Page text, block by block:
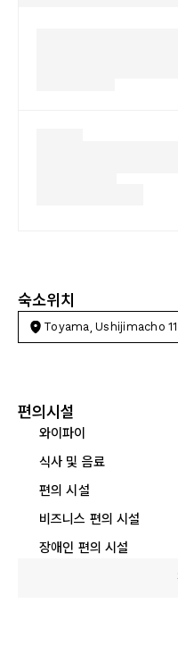
숙소위치
Toyama, Ushijimacho
편의시설
와이파이
식사 및 음료
편의 시설
비즈니스 편의 시설
장애인 편의 시설